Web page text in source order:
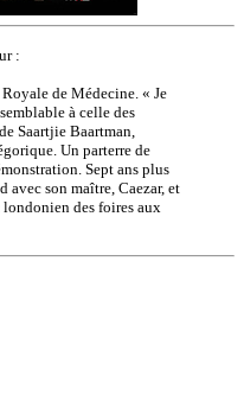
:
de Médecine. « Je
à celle des
Saartjie Baartman,
Un parterre de
Sept ans plus
son maître, Caezar, et
des foires aux